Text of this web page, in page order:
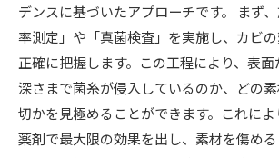
デンスに基づいたアプローチです。 まず
率測定」や「真菌検査」を実施し、カビ
正確に把握します。この工程により、表
深さまで菌糸が侵入しているのか、どの
切かを見極めることができます。これに
薬剤で最大限の効果を出し、素材を傷め